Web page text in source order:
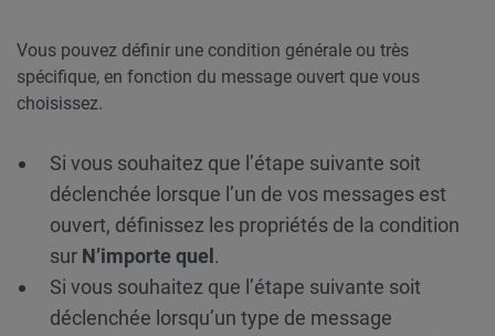
Vous pouvez définir une condition générale ou très
spécifique, en fonction du message ouvert que vous
choisissez.
Si vous souhaitez que l’étape suivante soit
déclenchée lorsque l’un de vos messages est
ouvert, définissez les propriétés de la condition
sur N’importe quel .
Si vous souhaitez que l’étape suivante soit
déclenchée lorsqu’un type de message